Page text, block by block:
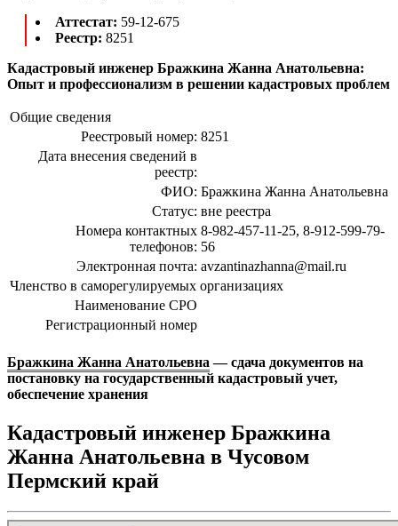
Аттестат: 59-12-675
Реестр: 8251
Кадастровый инженер Бражкина Жанна Анатольевна:
Опыт и профессионализм в решении кадастровых проблем
Общие сведения
Реестровый номер: 8251
Дата внесения сведений в
реестр:
ФИО: Бражкина Жанна Анатольевна
Статус: вне реестра
Номера контактных
телефонов:
8-982-457-11-25, 8-912-599-79-
56
Электронная почта: avzantinazhanna@mail.ru
Членство в саморегулируемых организациях
Наименование СРО
Регистрационный номер
Бражкина Жанна Анатольевна — сдача документов на
постановку на государственный кадастровый учет,
обеспечение хранения
Кадастровый инженер Бражкина
Жанна Анатольевна в Чусовом
Пермский край